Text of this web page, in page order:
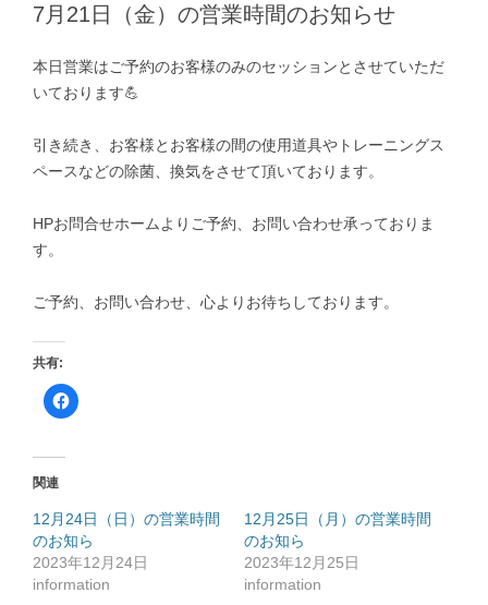
7月21日（金）の営業時間のお知らせ
本日営業はご予約のお客様のみのセッションとさせていただ
いております💪
引き続き、お客様とお客様の間の使用道具やトレーニングス
ペースなどの除菌、換気をさせて頂いております。
HPお問合せホームよりご予約、お問い合わせ承っておりま
す。
ご予約、お問い合わせ、心よりお待ちしております。
共有:
F
a
共
有
す
る
に
は
ク
関連
12月24日（日）の営業時間
のお知ら
2023年12月24日
information
12月25日（月）の営業時間
のお知ら
2023年12月25日
information